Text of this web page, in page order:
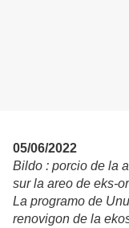
05/06/2022
Bildo : porcio de la
sur la areo de eks-
La programo de
renovigon de la